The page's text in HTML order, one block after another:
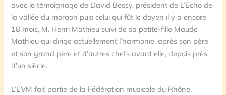
avec le témoignage de David Bessy, président de L’Echo de
la vallée du morgon puis celui qui fût le doyen il y a encore
18 mois, M. Henri Mathieu suivi de sa petite-fille Maude
Mathieu qui dirige actuellement l’harmonie, après son père
et son grand père et d’autres chefs avant elle, depuis près
d’un siècle.
L’EVM fait partie de la Fédération musicale du Rhône.